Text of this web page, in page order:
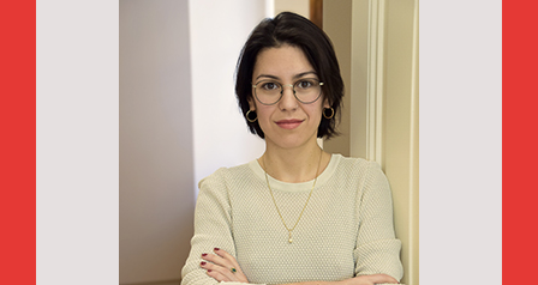
Panka Babukova,Dr.
Geoinformatics